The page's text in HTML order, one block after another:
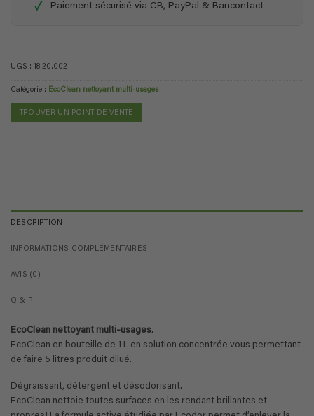
✓ Paiement sécurisé via CB, PayPal & Bancontact
UGS : 18.20.002
Catégorie : EcoClean nettoyant multi-usages
TROUVER UN POINT DE VENTE
DESCRIPTION
INFORMATIONS COMPLÉMENTAIRES
AVIS (0)
Q & R
EcoClean nettoyant multi-usages.
EcoClean en bouteille de 1 L en solution concentrée vous permettant
de faire 5 litres produit dilué.
Dégraissant, détergent et désodorisant.
EcoClean nettoie toutes surfaces en les rendant brillantes et